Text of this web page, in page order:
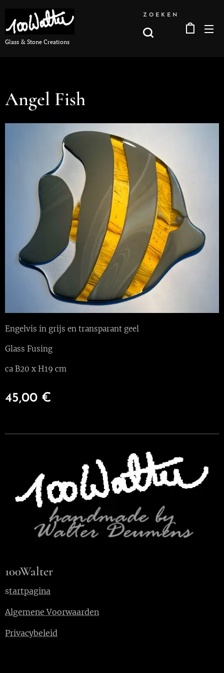
Glass & Stone Creations
ZOEKEN
Angel Fish
Engelvis in grijs en transparant geel
Glass Fusing
ca B20 x H19 cm
45,00 €
100Walter
startpagina
Algemene Voorwaarden
Privacybeleid